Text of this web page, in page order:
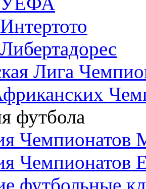
Лига
футбола
Чемпионатов
Чемпионатов
футбольные